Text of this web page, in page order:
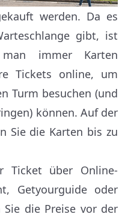
werden. Da es
gibt, ist
immer Karten
Tickets online, um
Turm besuchen (und
können. Auf der
Sie die Karten bis zu
Ticket über Online-
Getyourguide oder
die Preise vor der